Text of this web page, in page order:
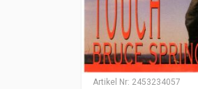
Artikel Nr: 2453234057